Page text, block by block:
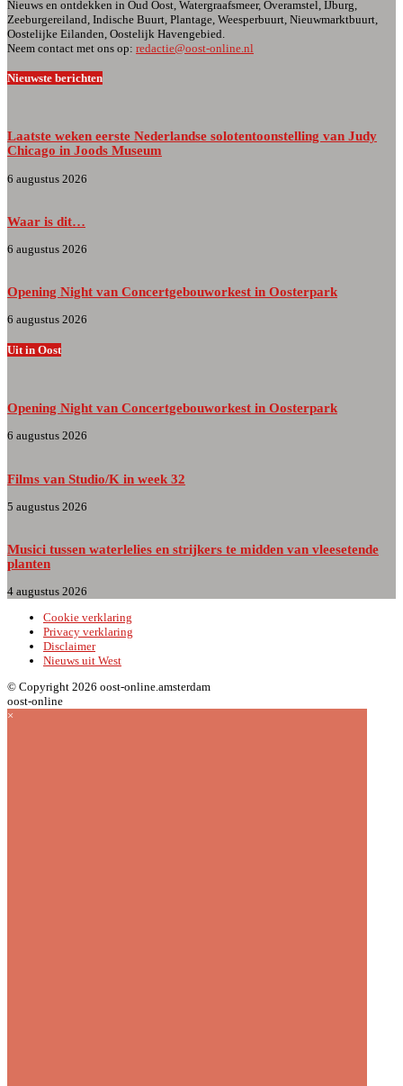
Nieuws en ontdekken in Oud Oost, Watergraafsmeer, Overamstel, IJburg,
Zeeburgereiland, Indische Buurt, Plantage, Weesperbuurt, Nieuwmarktbuurt,
Oostelijke Eilanden, Oostelijk Havengebied.
Neem contact met ons op: redactie@oost-online.nl
Nieuwste berichten
Laatste weken eerste Nederlandse solotentoonstelling van Judy
Chicago in Joods Museum
6 augustus 2026
Waar is dit…
6 augustus 2026
Opening Night van Concertgebouworkest in Oosterpark
6 augustus 2026
Uit in Oost
Opening Night van Concertgebouworkest in Oosterpark
6 augustus 2026
Films van Studio/K in week 32
5 augustus 2026
Musici tussen waterlelies en strijkers te midden van vleesetende
planten
4 augustus 2026
Cookie verklaring
Privacy verklaring
Disclaimer
Nieuws uit West
© Copyright 2026 oost-online.amsterdam
oost-online
×